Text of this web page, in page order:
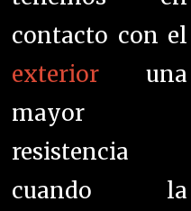
contacto con el
exterior una
mayor
resistencia
cuando la